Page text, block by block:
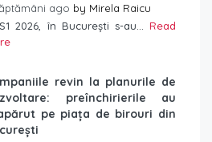
ago by Mirela Raicu
2026, în București s-au... Read
revin la planurile de
preînchirierile au
pe piața de birouri din